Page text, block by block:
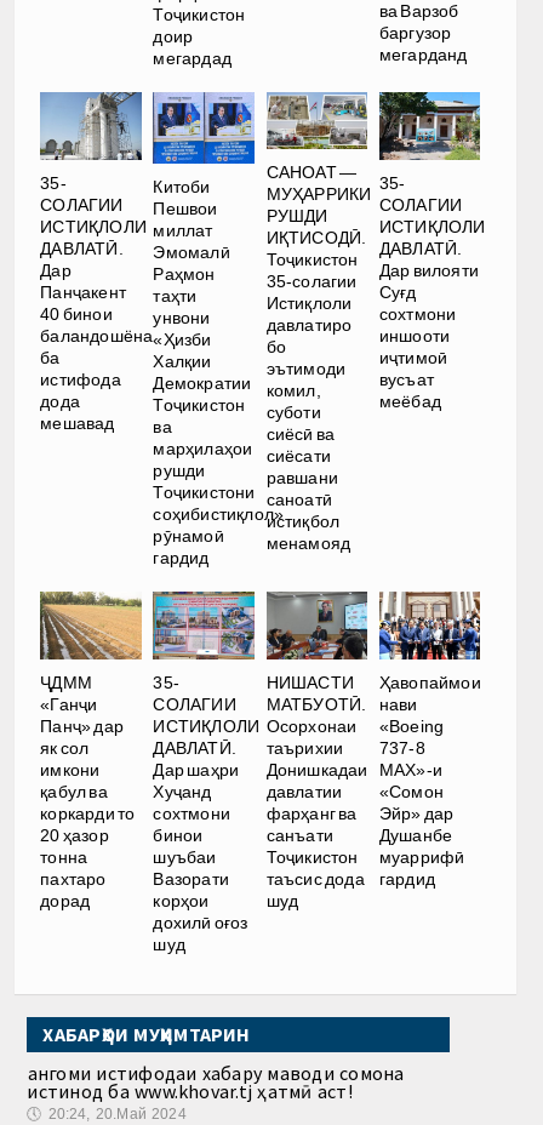
Тоҷикистон
доир
мегардад
ва Варзоб
баргузор
мегарданд
35-
СОЛАГИИ
ИСТИҚЛОЛИ
ДАВЛАТӢ.
Дар
Панҷакент
40 бинои
баландошёна
ба
истифода
дода
мешавад
Китоби
Пешвои
миллат
Эмомалӣ
Раҳмон
таҳти
унвони
«Ҳизби
Халқии
Демократии
Тоҷикистон
ва
марҳилаҳои
рушди
Тоҷикистони
соҳибистиқлол»
рӯнамоӣ
гардид
САНОАТ —
МУҲАРРИКИ
РУШДИ
ИҚТИСОДӢ.
Тоҷикистон
35-солагии
Истиқлоли
давлатиро
бо
эътимоди
комил,
суботи
сиёсӣ ва
сиёсати
равшани
саноатӣ
истиқбол
менамояд
35-
СОЛАГИИ
ИСТИҚЛОЛИ
ДАВЛАТӢ.
Дар вилояти
Суғд
сохтмони
иншооти
иҷтимоӣ
вусъат
меёбад
ҶДММ
«Ганҷи
Панҷ» дар
як сол
имкони
қабул ва
коркарди то
20 ҳазор
тонна
пахтаро
дорад
35-
СОЛАГИИ
ИСТИҚЛОЛИ
ДАВЛАТӢ.
Дар шаҳри
Хуҷанд
сохтмони
бинои
шуъбаи
Вазорати
корҳои
дохилӣ оғоз
шуд
НИШАСТИ
МАТБУОТӢ.
Осорхонаи
таърихии
Донишкадаи
давлатии
фарҳанг ва
санъати
Тоҷикистон
таъсис дода
шуд
Ҳавопаймои
нави
«Boeing
737-8
MAX»-и
«Сомон
Эйр» дар
Душанбе
муаррифӣ
гардид
ХАБАРҲОИ МУҲИМТАРИН
Ҳангоми истифодаи хабару маводи сомона
истинод ба www.khovar.tj ҳатмӣ аст!
🕔 20:24, 20.Май 2024